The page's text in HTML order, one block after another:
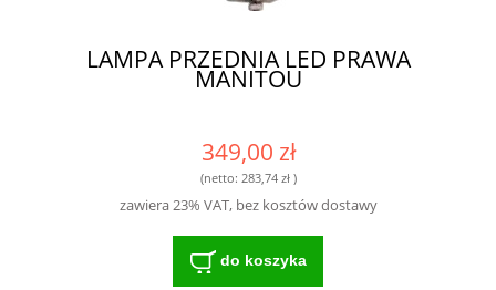
LAMPA PRZEDNIA LED PRAWA
MANITOU
349,00 zł
(netto: 283,74 zł)
zawiera 23% VAT, bez kosztów dostawy
do koszyka